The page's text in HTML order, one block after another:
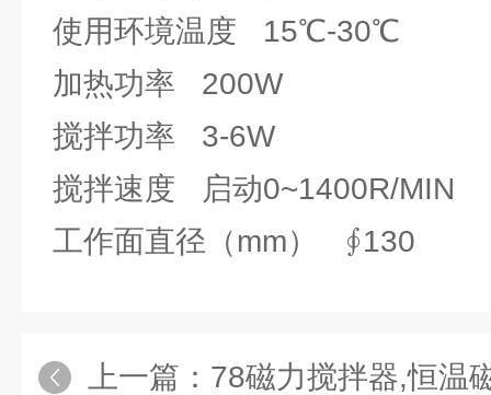
使用环境温度 15℃-30℃
加热功率 200W
搅拌功率 3-6W
搅拌速度 启动0~1400R/MIN
工作面直径（mm） ∮130
上一篇： 78磁力搅拌器,恒温